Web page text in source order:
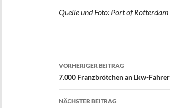
Quelle und Foto: Port of Rotterdam
Beitragsnavigation
VORHERIGER BEITRAG
7.000 Franzbrötchen an Lkw-Fahrer
NÄCHSTER BEITRAG